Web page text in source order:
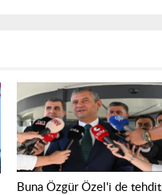
Buna Özgür Özel'i de tehdit